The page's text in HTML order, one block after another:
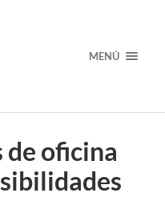
MENÚ
de oficina